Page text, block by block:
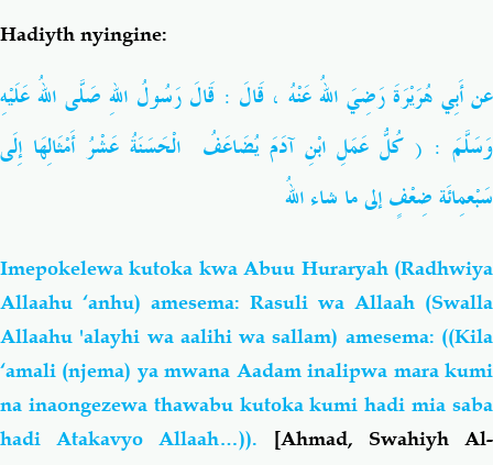
Hadiyth nyingine:
عن أَبِي هُرَيْرَةَ رَضِيَ اللهُ عَنْهُ ، قَالَ : قَالَ رَسُولُ اللهِ صَلَّى اللهُ عَلَيْهِ
وَسَلَّمَ : ( كُلُّ عَمَلِ ابْنِ آدَمَ يُضَاعَفُ الْحَسَنَةُ عَشْرُ أَمْثَالِهَا إِلَى
سَبْعمِائَة ضِعْفٍإلىما شاءاللهُ
Imepokelewa kutoka kwa Abuu Huraryah (Radhwiya
Allaahu ‘anhu) amesema: Rasuli wa Allaah (Swalla
Allaahu 'alayhi wa aalihi wa sallam) amesema: ((Kila
‘amali (njema) ya mwana Aadam inalipwa mara kumi
na inaongezewa thawabu kutoka kumi hadi mia saba
hadi Atakavyo Allaah…)). [Ahmad, Swahiyh Al-